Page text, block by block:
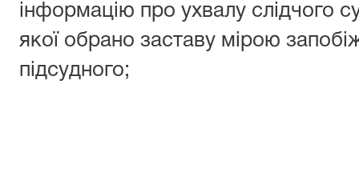
інформацію про ухвалу слідчого
якої обрано заставу мірою
підсудного;